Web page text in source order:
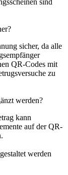
sind
sicher, da alle
QR-Codes mit
zu
werden?
kann
auf der QR-
werden